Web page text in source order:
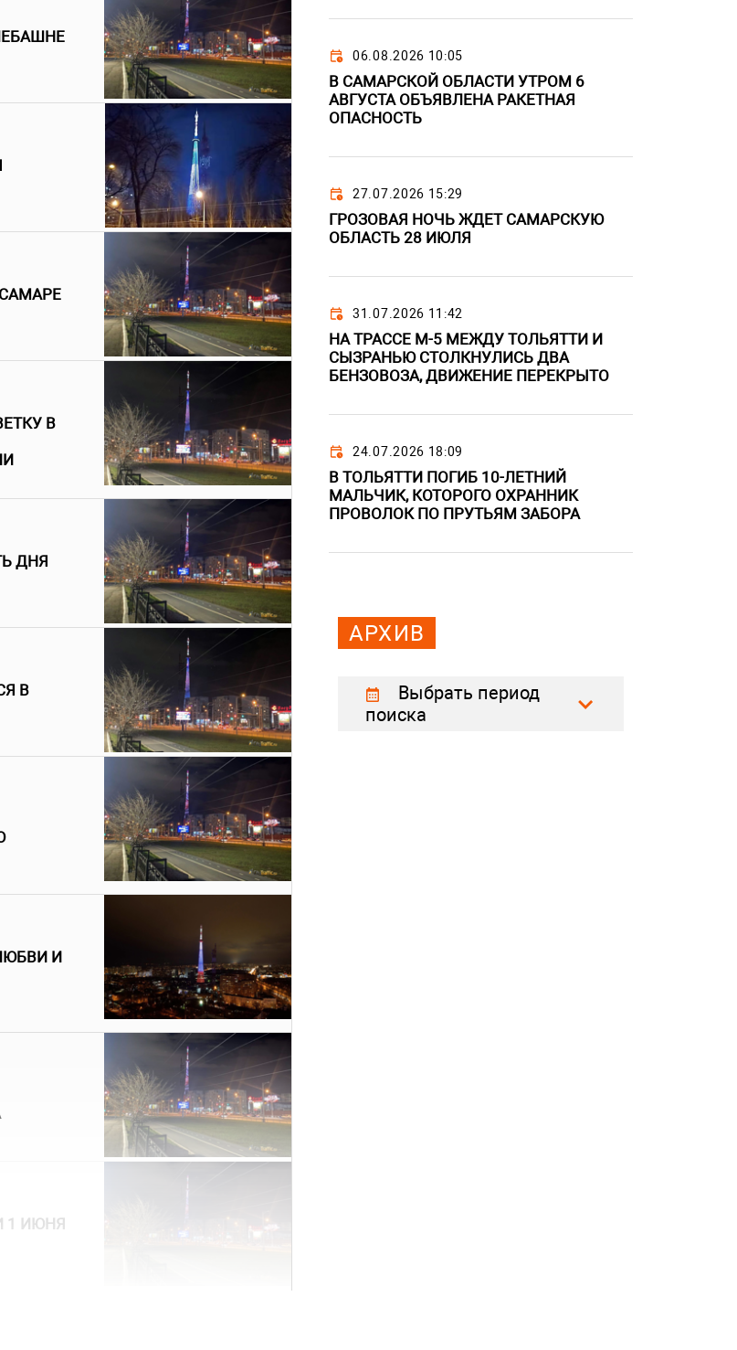
В
ДНЯ
В
И
1 ИЮНЯ
06.08.2026 10:05
В САМАРСКОЙ ОБЛАСТИ УТРОМ 6
АВГУСТА ОБЪЯВЛЕНА РАКЕТНАЯ
ОПАСНОСТЬ
27.07.2026 15:29
ГРОЗОВАЯ НОЧЬ ЖДЕТ САМАРСКУЮ
ОБЛАСТЬ 28 ИЮЛЯ
31.07.2026 11:42
НА ТРАССЕ М-5 МЕЖДУ ТОЛЬЯТТИ И
СЫЗРАНЬЮ СТОЛКНУЛИСЬ ДВА
БЕНЗОВОЗА, ДВИЖЕНИЕ ПЕРЕКРЫТО
24.07.2026 18:09
В ТОЛЬЯТТИ ПОГИБ 10-ЛЕТНИЙ
МАЛЬЧИК, КОТОРОГО ОХРАННИК
ПРОВОЛОК ПО ПРУТЬЯМ ЗАБОРА
АРХИВ
Выбрать период
поиска